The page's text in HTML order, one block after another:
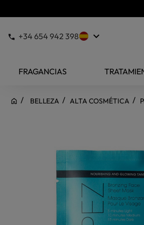
+34 654 942 398 keyboard_arrow_down
FRAGANCIAS
BELLEZA ALTA COSMÉTICA